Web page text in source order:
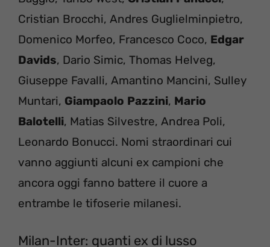
Cristian Brocchi, Andres Guglielminpietro,
Domenico Morfeo, Francesco Coco, Edgar
Davids, Dario Simic, Thomas Helveg,
Giuseppe Favalli, Amantino Mancini, Sulley
Muntari, Giampaolo Pazzini, Mario
Balotelli, Matias Silvestre, Andrea Poli,
Leonardo Bonucci. Nomi straordinari cui
vanno aggiunti alcuni ex campioni che
ancora oggi fanno battere il cuore a
entrambe le tifoserie milanesi.
Milan-Inter: quanti ex di lusso